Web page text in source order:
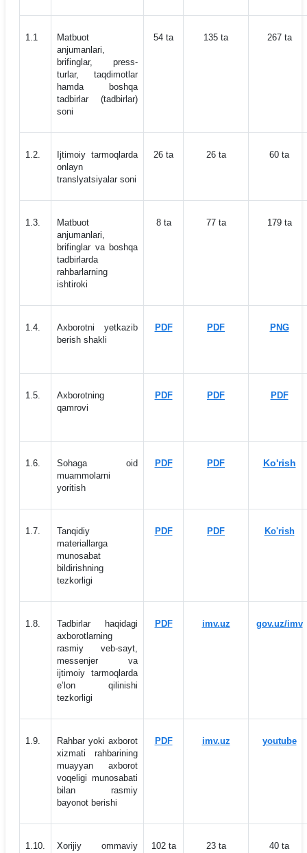
1.1
Matbuot
anjumanlari,
brifinglar, press-
turlar, taqdimotlar
hamda boshqa
tadbirlar (tadbirlar)
soni
54 ta 135 ta 267 ta
1.2.
Ijtimoiy tarmoqlarda
onlayn
translyatsiyalar soni
26 ta 26 ta 60 ta
1.3.
Matbuot
anjumanlari,
brifinglar va boshqa
tadbirlarda
rahbarlarning
ishtiroki
8 ta 77 ta 179 ta
1.4.
Axborotni yetkazib
berish shakli
PDF PDF PNG
1.5.
Axborotning
qamrovi
PDF PDF PDF
1.6.
Sohaga oid
muammolarni
yoritish
PDF PDF Ko'rish
1.7.
Tanqidiy
materiallarga
munosabat
bildirishning
tezkorligi
PDF PDF Ko'rish
1.8.
Tadbirlar haqidagi
axborotlarning
rasmiy veb-sayt,
messenjer va
ijtimoiy tarmoqlarda
eʼlon qilinishi
tezkorligi
PDF imv.uz gov.uz/imv
1.9.
Rahbar yoki axborot
xizmati rahbarining
muayyan axborot
voqeligi munosabati
bilan rasmiy
bayonot berishi
PDF imv.uz youtube
1.10.
Xorijiy ommaviy
102 ta 23 ta 40 ta